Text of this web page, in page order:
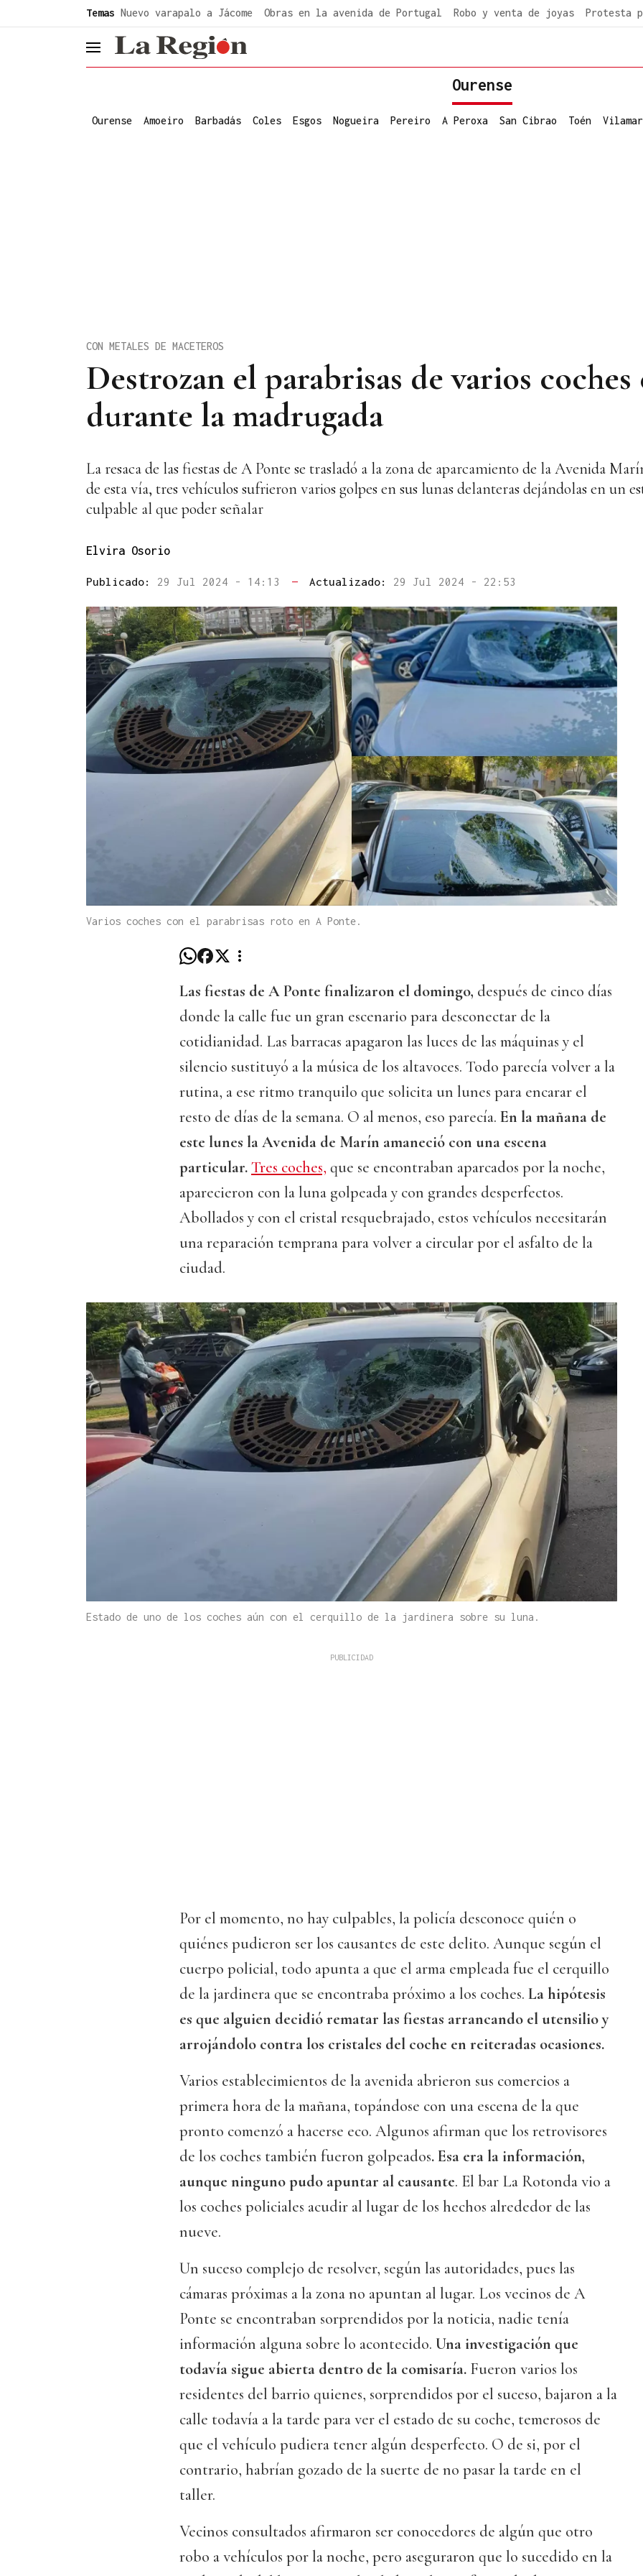
Temas Nuevo varapalo a Jácome Obras en la avenida de Portugal Robo y venta de joyas Protesta
header.menu.open
Ourense
Ourense Amoeiro Barbadás Coles Esgos Nogueira Pereiro A Peroxa San Cibrao Toén
Destrozan el parabrisas de varios
durante la madrugada
CON METALES DE MACETEROS
La resaca de las fiestas de A Ponte se trasladó a la zona de aparcamiento de la Avenida
de esta vía, tres vehículos sufrieron varios golpes en sus lunas delanteras dejándolas en un
culpable al que poder señalar
Elvira Osorio
Publicado: 29 Jul 2024 - 14:13 — Actualizado: 29 Jul 2024 - 22:53
Varios coches con el parabrisas roto en A Ponte.
Las fiestas de A Ponte finalizaron el domingo, después de cinco días
donde la calle fue un gran escenario para desconectar de la
cotidianidad. Las barracas apagaron las luces de las máquinas y el
silencio sustituyó a la música de los altavoces. Todo parecía volver a la
rutina, a ese ritmo tranquilo que solicita un lunes para encarar el
resto de días de la semana. O al menos, eso parecía. En la mañana de
este lunes la Avenida de Marín amaneció con una escena
particular.Tres coches, que se encontraban aparcados por la noche,
aparecieron con la luna golpeada y con grandes desperfectos.
Abollados y con el cristal resquebrajado, estos vehículos necesitarán
una reparación temprana para volver a circular por el asfalto de la
ciudad.
Estado de uno de los coches aún con el cerquillo de la jardinera sobre su luna.
Por el momento, no hay culpables, la policía desconoce quién o
quiénes pudieron ser los causantes de este delito. Aunque según el
cuerpo policial, todo apunta a que el arma empleada fue el cerquillo
de la jardinera que se encontraba próximo a los coches. La hipótesis
es que alguien decidió rematar las fiestas arrancando el utensilio y
arrojándolo contra los cristales del coche en reiteradas ocasiones.
Varios establecimientos de la avenida abrieron sus comercios a
primera hora de la mañana, topándose con una escena de la que
pronto comenzó a hacerse eco. Algunos afirman que los retrovisores
de los coches también fueron golpeados. Esa era la información,
aunque ninguno pudo apuntar al causante. El bar La Rotonda vio a
los coches policiales acudir al lugar de los hechos alrededor de las
nueve.
Un suceso complejo de resolver, según las autoridades, pues las
cámaras próximas a la zona no apuntan al lugar. Los vecinos de A
Ponte se encontraban sorprendidos por la noticia, nadie tenía
información alguna sobre lo acontecido. Una investigación que
todavía sigue abierta dentro de la comisaría. Fueron varios los
residentes del barrio quienes, sorprendidos por el suceso, bajaron a la
calle todavía a la tarde para ver el estado de su coche, temerosos de
que el vehículo pudiera tener algún desperfecto. O de si, por el
contrario, habrían gozado de la suerte de no pasar la tarde en el
taller.
Vecinos consultados afirmaron ser conocedores de algún que otro
robo a vehículos por la noche, pero aseguraron que lo sucedido en la